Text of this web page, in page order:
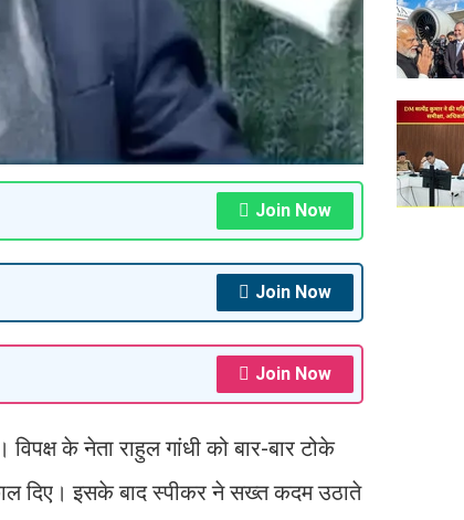
Join Now
Join Now
Join Now
के नेता राहुल गांधी को बार-बार टोके
दिए। इसके बाद स्पीकर ने सख्त कदम उठाते